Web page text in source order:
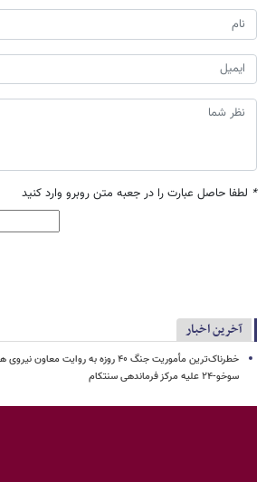
* لطفا حاصل عبارت را در جعبه متن روبرو وارد کنید
آخرین اخبار
خطرناک‌ترین مأموریت جنگ ۴۰ روزه به
سوخو-۲۴ علیه مرکز فرماندهی سنتکام